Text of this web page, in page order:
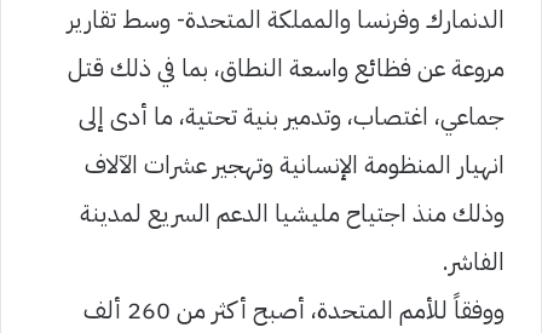
الدنمارك وفرنسا والمملكة المتحدة- وسط تقارير
مروعة عن فظائع واسعة النطاق، بما في ذلك قتل
جماعي، اغتصاب، وتدمير بنية تحتية، ما أدى إلى
انهيار المنظومة الإنسانية وتهجير عشرات الآلاف
وذلك منذ اجتياح مليشيا الدعم السريع لمدينة
الفاشر.
ووفقاً للأمم المتحدة، أصبح أكثر من 260 ألف